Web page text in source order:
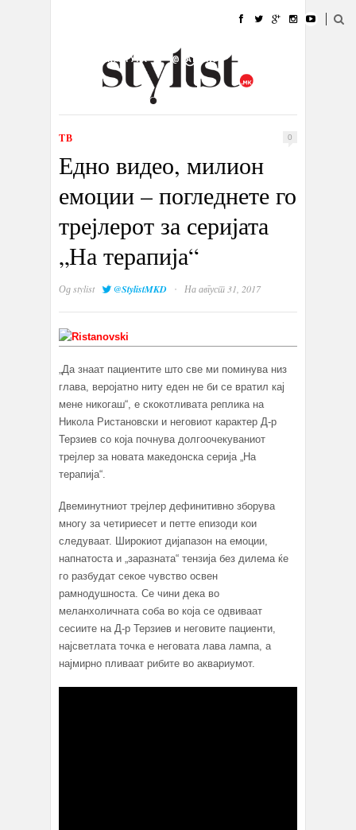
УБАВИНА
КУЛТУРА @РАБОТА
ИЗЛОГ
ТВ 0
Едно видео, милион
емоции – погледнете го
трејлерот за серијата
„На терапија“
Одstylist @StylistMKD · На август 31, 2017
„Да знаат пациентите што све ми поминува низ
глава, веројатно ниту еден не би се вратил кај
мене никогаш“, е скокотливата реплика на
Никола Ристановски и неговиот карактер Д-р
Терзиев со која почнува долгоочекуваниот
трејлер за новата македонска серија „На
терапија“.
Двеминутниот трејлер дефинитивно зборува
многу за четириесет и петте епизоди кои
следуваат. Широкиот дијапазон на емоции,
напнатоста и „заразната“ тензија без дилема ќе
го разбудат секое чувство освен
рамнодушноста. Се чини дека во
меланхоличната соба во која се одвиваат
сесиите на Д-р Терзиев и неговите пациенти,
најсветлата точка е неговата лава лампа, а
најмирно пливаат рибите во аквариумот.